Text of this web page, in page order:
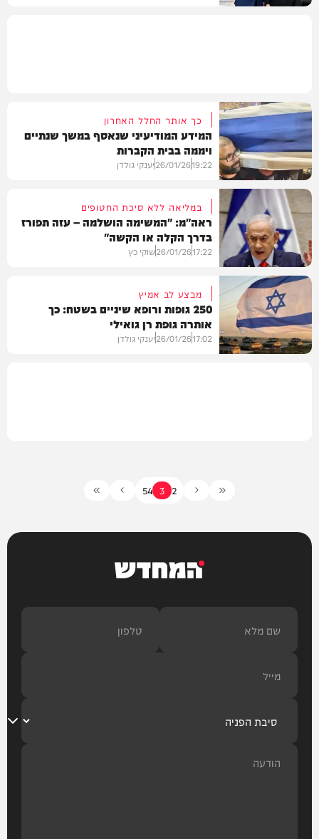
חדשות
כך אותר החלל האחרון
המידע המודיעיני שנאסף במשך שנתיים
ויממה בבית הקברות
19:22
26/01/26יענקי גולדן
חדשות
במליאה ללא סיכת החטופים
ראה"מ: "המשימה הושלמה – עזה תפורז
בדרך הקלה או הקשה"
17:22
26/01/26שוקי כץ
מבצע לב אמיץ
250 גופות ורופא שיניים בשטח: כך
אותרה גופת רן גואילי
17:02
26/01/26יענקי גולדן
2
3
4
5
המחדש